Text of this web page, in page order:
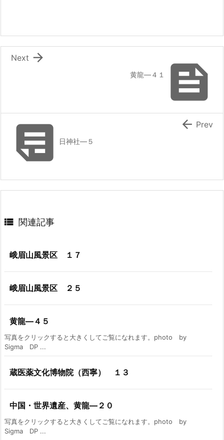

黄龍―４１

Next
 日神社―５
 Prev
 関連記事
峨眉山風景区 １７
峨眉山風景区 ２５
黄龍―４５
写真をクリックすると大きくしてご覧になれます。photo by
Sigma DP ...
蔵医薬文化博物院（西寧） １３
中国・世界遺産、黄龍―２０
写真をクリックすると大きくしてご覧になれます。photo by
Sigma DP ...